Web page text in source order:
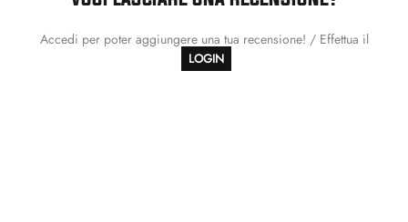
Accedi per poter aggiungere una tua recensione! / Effettua il
LOGIN